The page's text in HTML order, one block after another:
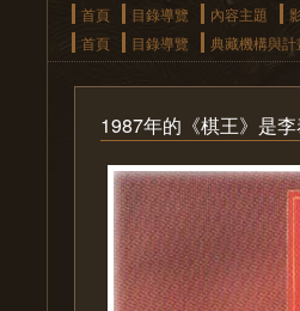
首頁 目錄導覽 內容主題
首頁
目錄導覽 典藏機構與計
1987年的《棋王》是